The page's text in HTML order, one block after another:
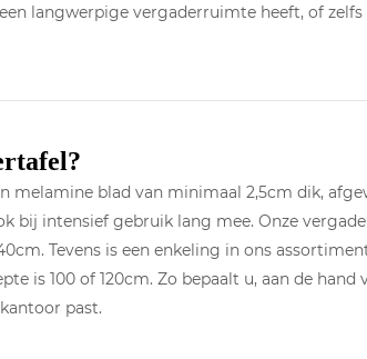
langwerpige vergaderruimte heeft, of
melamine blad van minimaal 2,5cm dik,
bij intensief gebruik lang mee. Onze
Tevens is een enkeling in ons
is 100 of 120cm. Zo bepaalt u, aan de
past.